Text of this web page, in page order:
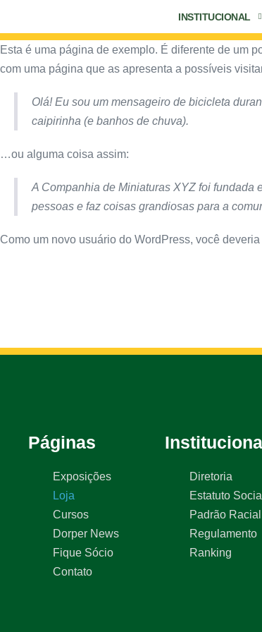
INSTITUCIONAL
Esta é uma página de exemplo. É diferente de um
com uma página que as apresenta a possíveis
Olá! Eu sou um mensageiro de bicicleta
caipirinha (e banhos de chuva).
…ou alguma coisa assim:
A Companhia de Miniaturas XYZ foi fundada
pessoas e faz coisas grandiosas para a
Como um novo usuário do WordPress, você
Páginas
Exposições
Loja
Cursos
Dorper News
Fique Sócio
Contato
Diretoria
Estatuto Social
Padrão Racial
Regulamento
Ranking